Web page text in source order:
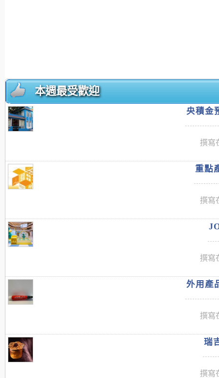
本週最受歡迎
央積金
撰寫
重點
撰寫
撰寫
外用產
撰寫
瑞
撰寫